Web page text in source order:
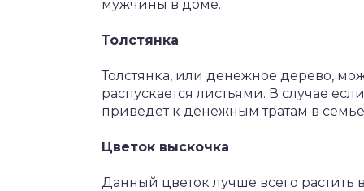
мужчины в доме.
Толстянка
Толстянка, или денежное дерево,
распускается листьями. В случае
приведет к денежным тратам в
Цветок выскочка
Данный цветок лучше всего